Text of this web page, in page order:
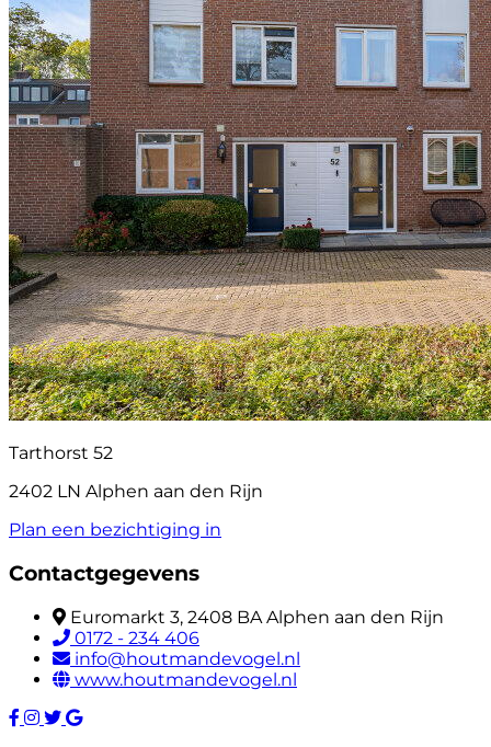
Tarthorst 52
2402 LN Alphen aan den Rijn
Plan een bezichtiging in
Contactgegevens
Euromarkt 3, 2408 BA Alphen aan den Rijn
0172 - 234 406
info@houtmandevogel.nl
www.houtmandevogel.nl